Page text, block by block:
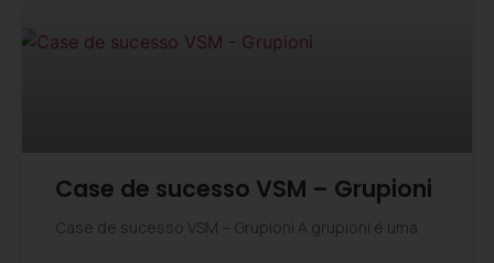
Case de sucesso VSM – Grupioni
Case de sucesso VSM – Grupioni A grupioni é uma